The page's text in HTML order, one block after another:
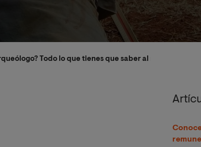
Todo lo que tienes que saber al respecto